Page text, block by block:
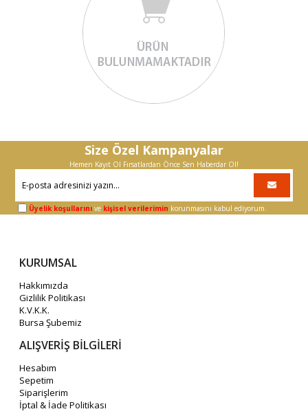
Size Özel Kampanyalar
Hemen Kayıt Ol Fırsatlardan Önce Sen Haberdar Ol!
Üyelik koşullarını ve kişisel verilerimin korunmasını kabul ediyorum.
KURUMSAL
Hakkımızda
Gizlilik Politikası
K.V.K.K.
Bursa Şubemiz
ALIŞVERİŞ BİLGİLERİ
Hesabım
Sepetim
Siparişlerim
İptal & İade Politikası